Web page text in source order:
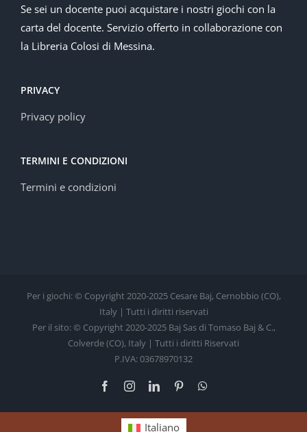
Se sei un docente puoi acquistare i nostri giochi con la
carta del docente. Servizio offerto in collaborazione con
la Libreria Colosi di Messina.
PRIVACY
Privacy policy
TERMINI E CONDIZIONI
Termini e condizioni
Per i giochi: © Copyright 2020-2025 Cesare Baj, Cernobbio (CO),
Italy | Tutti i diritti riservati
Per il sito: © Copyright 2020-2025 Baj Sas di Tomaso Baj & C.,
Colverde (CO), Italy | Tutti i diritti Riservati
P.IVA: 03678970132
FacebookInstagramLinkedInPinterest
Italiano